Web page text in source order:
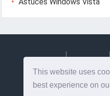
This website uses
best experience on